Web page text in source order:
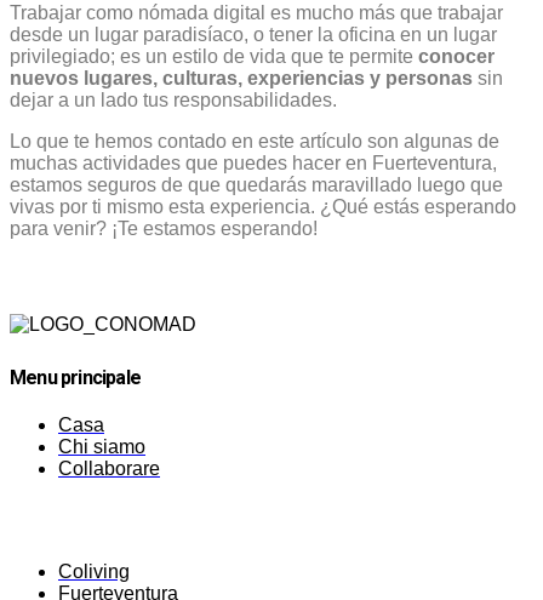
Trabajar como nómada digital es mucho más que trabajar
desde un lugar paradisíaco, o tener la oficina en un lugar
privilegiado; es un estilo de vida que te permite conocer
nuevos lugares, culturas, experiencias y personas sin
dejar a un lado tus responsabilidades.
Lo que te hemos contado en este artículo son algunas de
muchas actividades que puedes hacer en Fuerteventura,
estamos seguros de que quedarás maravillado luego que
vivas por ti mismo esta experiencia. ¿Qué estás esperando
para venir? ¡Te estamos esperando!
Menu principale
Casa
Chi siamo
Collaborare
Coliving
Fuerteventura